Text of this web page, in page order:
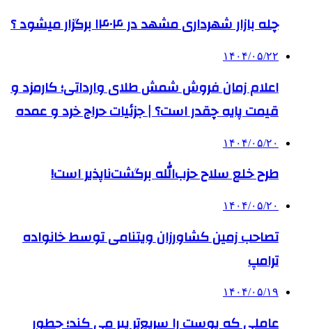
چله بازار شهرداری مشهد در ۱۴۰۴ برگزار میشود ؟
۱۴۰۴/۰۵/۲۲
اعلام زمان فروش شمش طلای وارداتی؛ کارمزد و
قیمت پایه چقدر است؟ | جزئیات حراج خرد و عمده
۱۴۰۴/۰۵/۲۰
طرح خلع سلاح حزب‌الله برگشت‌ناپذیر است!
۱۴۰۴/۰۵/۲۰
تصاحب زمین کشاورزان ویتنامی توسط خانواده
ترامپ
۱۴۰۴/۰۵/۱۹
عاملی که پوست را سریع‌تر پیر می کند؛ چطور